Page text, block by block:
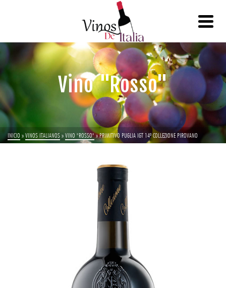
Vino "Rosso"
INICIO »VINOS ITALIANOS»VINO "ROSSO"»PRIMITIVO PUGLIA IGT 14º COLLEZIONE PIROVANO